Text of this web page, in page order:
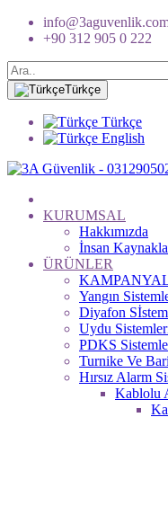
+90 312 905 0 222
Türkçe
Türkçe
English
KURUMSAL
Hakkımızda
İnsan
ÜRÜNLER
Yangın
Diyafon
Uydu
PDKS
Turnike Ve
Hırsız Alarm
Kablolu